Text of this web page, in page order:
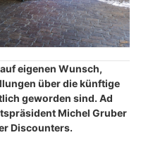
eigenen Wunsch,
über die künftige
geworden sind. Ad
Michel Gruber
Discounters.